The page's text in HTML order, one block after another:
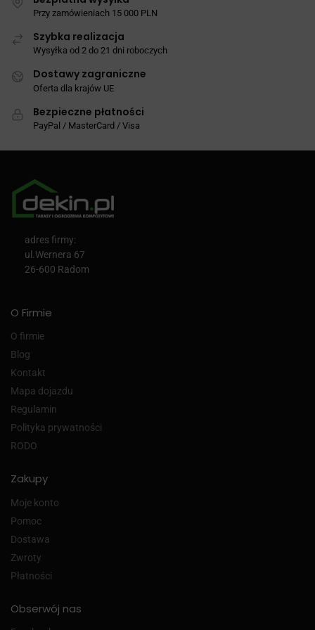
Przy zamówieniach 15 000 PLN
Szybka realizacja
Wysyłka od 2 do 21 dni roboczych
Dostawy zagraniczne
Oferta dla krajów UE
Bezpieczne płatności
PayPal / MasterCard / Visa
adres firmy:
ul.Wernera 67
26-600 Radom
O Firmie
O firmie
Blog
Kontakt
Mapa dojazdu
Regulamin
Polityka prywatności
RODO
Zakupy
Moje konto
Pomoc
Dostawa
Zwroty
Płatności
Obserwój nas